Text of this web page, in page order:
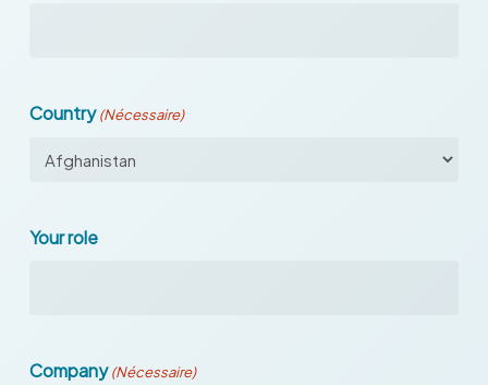
Country (Nécessaire)
Your role
Company (Nécessaire)